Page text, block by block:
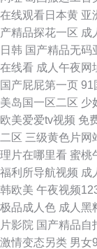
在线观看日本黄 亚
产精品探花一区 成
日韩 国产精品无码
在线看 成人午夜网
国产屁屁第一页 91
美岛国一区二区 少
欧美爱爱tv视频 免
二区 三级黄色片网
理片在哪里看 蜜桃
福利所导航视频 成
韩欧美 午夜视频
极品成人色 成人黑
片影院 国产精品自
激情变态另类 男女